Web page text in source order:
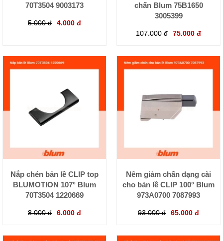
70T3504 9003173
5.000 đ 4.000 đ
chấn Blum 75B1650
3005399
107.000 đ 75.000 đ
Nắp chén bản lề CLIP top
BLUMOTION 107° Blum
70T3504 1220669
8.000 đ 6.000 đ
Nêm giảm chấn dạng cài
cho bản lề CLIP 100° Blum
973A0700 7087993
93.000 đ 65.000 đ